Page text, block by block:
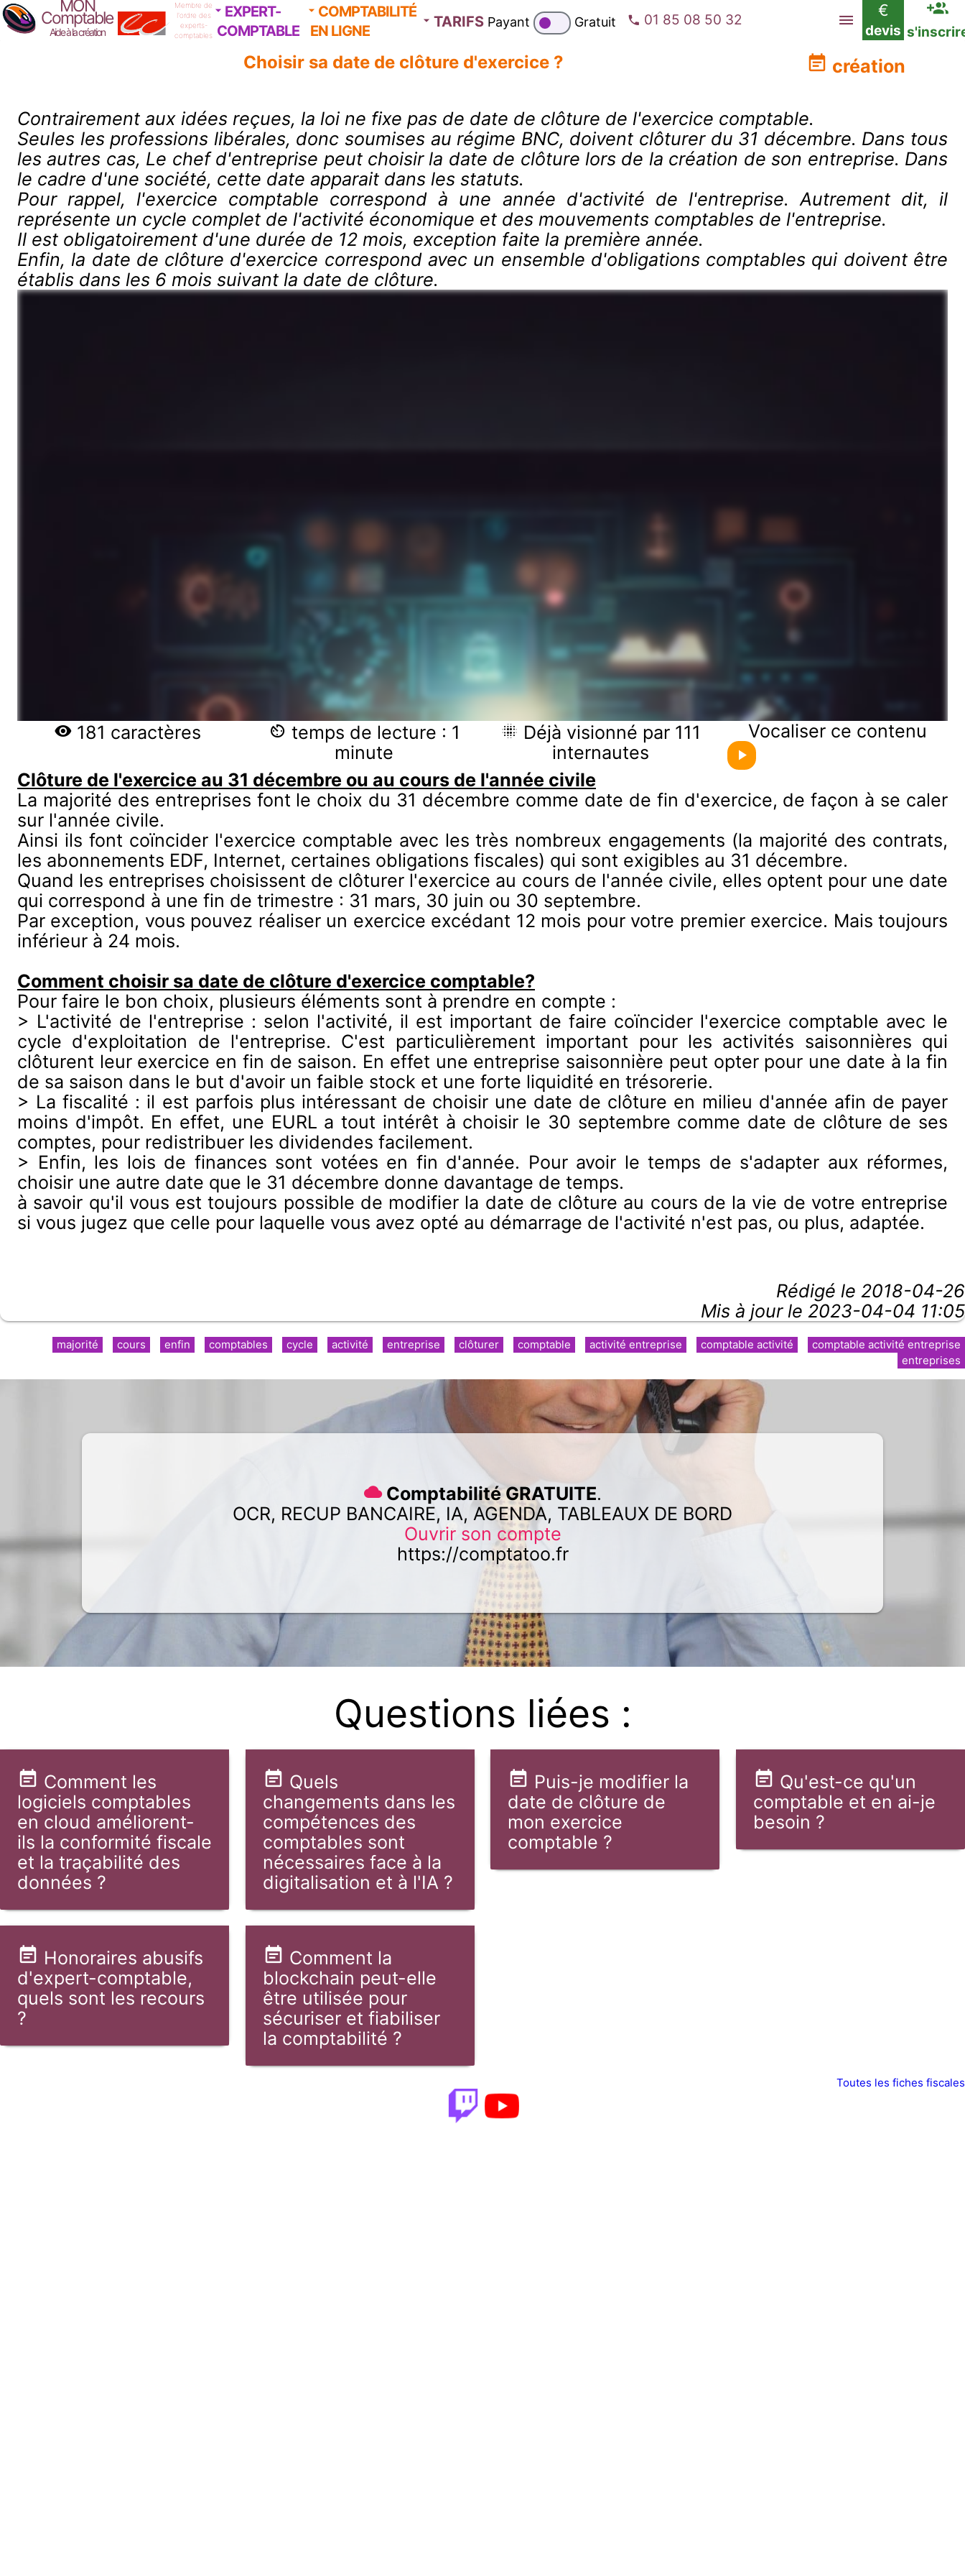
MON
Comptable
Aide à la création
Membre de
l'ordre des
experts-
comptables
EXPERT-
COMPTABLE
COMPTABILITÉ
EN LIGNE
TARIFS Payant Gratuit 01 85 08 50 32
€
devis
Choisir sa date de clôture d'exercice ? création
Contrairement aux idées reçues, la loi ne fixe pas de date de clôture de l'exercice comptable.
Seules les professions libérales, donc soumises au régime BNC, doivent clôturer du 31 décembre. Dans tous
les autres cas, Le chef d'entreprise peut choisir la date de clôture lors de la création de son entreprise. Dans
le cadre d'une société, cette date apparait dans les statuts.
Pour rappel, l'exercice comptable correspond à une année d'activité de l'entreprise. Autrement dit, il
représente un cycle complet de l'activité économique et des mouvements comptables de l'entreprise.
Il est obligatoirement d'une durée de 12 mois, exception faite la première année.
Enfin, la date de clôture d'exercice correspond avec un ensemble d'obligations comptables qui doivent être
établis dans les 6 mois suivant la date de clôture.
181 caractères
temps de lecture : 1
minute
Déjà visionné par 111
internautes
Vocaliser ce contenu
Clôture de l'exercice au 31 décembre ou au cours de l'année civile
La majorité des entreprises font le choix du 31 décembre comme date de fin d'exercice, de façon à se caler
sur l'année civile.
Ainsi ils font coïncider l'exercice comptable avec les très nombreux engagements (la majorité des contrats,
les abonnements EDF, Internet, certaines obligations fiscales) qui sont exigibles au 31 décembre.
Quand les entreprises choisissent de clôturer l'exercice au cours de l'année civile, elles optent pour une date
qui correspond à une fin de trimestre : 31 mars, 30 juin ou 30 septembre.
Par exception, vous pouvez réaliser un exercice excédant 12 mois pour votre premier exercice. Mais toujours
inférieur à 24 mois.
Comment choisir sa date de clôture d'exercice comptable?
Pour faire le bon choix, plusieurs éléments sont à prendre en compte :
> L'activité de l'entreprise : selon l'activité, il est important de faire coïncider l'exercice comptable avec le
cycle d'exploitation de l'entreprise. C'est particulièrement important pour les activités saisonnières qui
clôturent leur exercice en fin de saison. En effet une entreprise saisonnière peut opter pour une date à la fin
de sa saison dans le but d'avoir un faible stock et une forte liquidité en trésorerie.
> La fiscalité : il est parfois plus intéressant de choisir une date de clôture en milieu d'année afin de payer
moins d'impôt. En effet, une EURL a tout intérêt à choisir le 30 septembre comme date de clôture de ses
comptes, pour redistribuer les dividendes facilement.
> Enfin, les lois de finances sont votées en fin d'année. Pour avoir le temps de s'adapter aux réformes,
choisir une autre date que le 31 décembre donne davantage de temps.
à savoir qu'il vous est toujours possible de modifier la date de clôture au cours de la vie de votre entreprise
si vous jugez que celle pour laquelle vous avez opté au démarrage de l'activité n'est pas, ou plus, adaptée.
Rédigé le 2018-04-26
Mis à jour le 2023-04-04 11:05
comptable activité entreprise
comptable activité
activité entreprise
comptable
clôturer
entreprise
activité
cycle
comptables
enfin
cours
majorité
entreprises
Comptabilité GRATUITE.
OCR, RECUP BANCAIRE, IA, AGENDA, TABLEAUX DE BORD
Ouvrir son compte
https://comptatoo.fr
Questions liées :
Comment les
logiciels comptables
en cloud améliorent-
ils la conformité fiscale
et la traçabilité des
données ?
Quels
changements dans les
compétences des
comptables sont
nécessaires face à la
digitalisation et à l'IA ?
Puis-je modifier la
date de clôture de
mon exercice
comptable ?
Qu'est-ce qu'un
comptable et en ai-je
besoin ?
Honoraires abusifs
d'expert-comptable,
quels sont les recours
?
Comment la
blockchain peut-elle
être utilisée pour
sécuriser et fiabiliser
la comptabilité ?
Toutes les fiches fiscales